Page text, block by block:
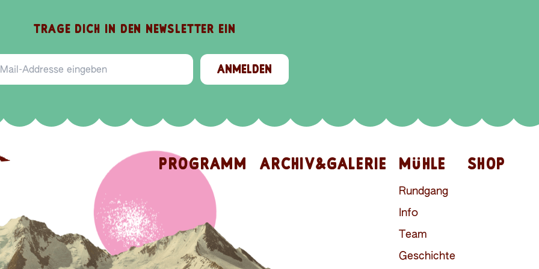
TRAGE DICH IN DEN NEWSLETTER EIN
Addresse
ANMELDEN
PROGRAMM ARCHIV&GALERIE MÜHLE
Rundgang
Info
Team
Geschichte
SHOP